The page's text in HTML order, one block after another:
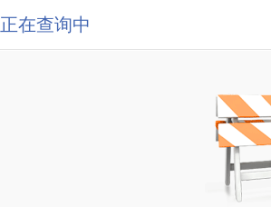
正在查询中